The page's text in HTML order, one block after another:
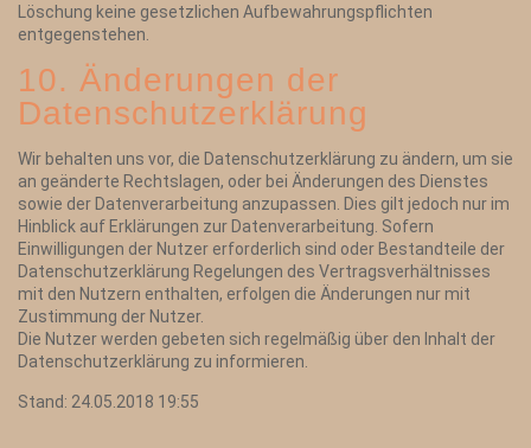
Löschung keine gesetzlichen Aufbewahrungspflichten
entgegenstehen.
10. Änderungen der
Datenschutzerklärung
Wir behalten uns vor, die Datenschutzerklärung zu ändern, um sie
an geänderte Rechtslagen, oder bei Änderungen des Dienstes
sowie der Datenverarbeitung anzupassen. Dies gilt jedoch nur im
Hinblick auf Erklärungen zur Datenverarbeitung. Sofern
Einwilligungen der Nutzer erforderlich sind oder Bestandteile der
Datenschutzerklärung Regelungen des Vertragsverhältnisses
mit den Nutzern enthalten, erfolgen die Änderungen nur mit
Zustimmung der Nutzer.
Die Nutzer werden gebeten sich regelmäßig über den Inhalt der
Datenschutzerklärung zu informieren.
Stand: 24.05.2018 19:55